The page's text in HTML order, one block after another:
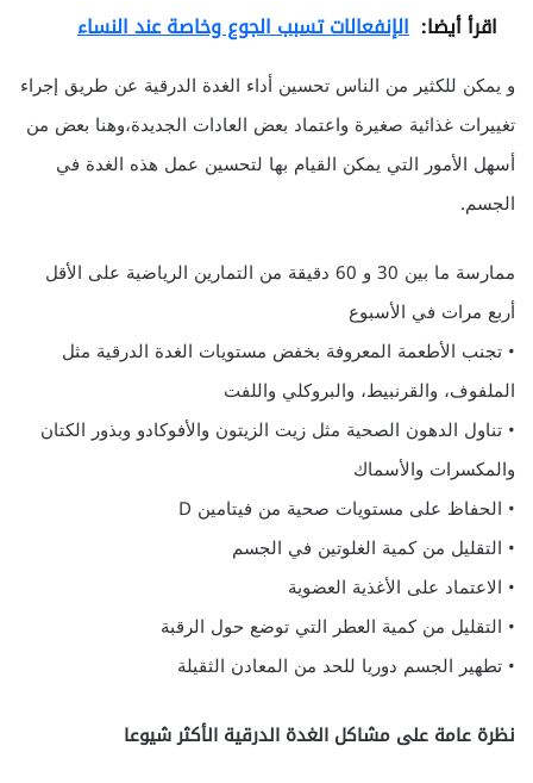
اقرأ أيضا: الإنفعالات تسبب الجوع وخاصة عند النساء
و يمكن للكثير من الناس تحسين أداء الغدة الدرقية عن طريق إجراء
تغييرات غذائية صغيرة واعتماد بعض العادات الجديدة،وهنا بعض من
أسهل الأمور التي يمكن القيام بها لتحسين عمل هذه الغدة في
الجسم.
ممارسة ما بين 30 و 60 دقيقة من التمارين الرياضية على الأقل
أربع مرات في الأسبوع
• تجنب الأطعمة المعروفة بخفض مستويات الغدة الدرقية مثل
الملفوف، والقرنبيط، والبروكلي واللفت
• تناول الدهون الصحية مثل زيت الزيتون والأفوكادو وبذور الكتان
والمكسرات والأسماك
• الحفاظ على مستويات صحية من فيتامين D
• التقليل من كمية الغلوتين في الجسم
• الاعتماد على الأغذية العضوية
• التقليل من كمية العطر التي توضع حول الرقبة
• تطهير الجسم دوريا للحد من المعادن الثقيلة
نظرة عامة على مشاكل الغدة الدرقية الأكثر شيوعا